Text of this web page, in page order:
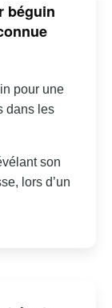
béguin
pour une
dans les
son
lors d’un